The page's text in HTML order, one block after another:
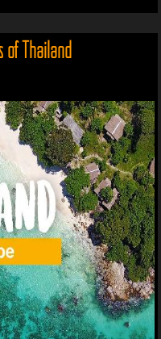
of Thailand